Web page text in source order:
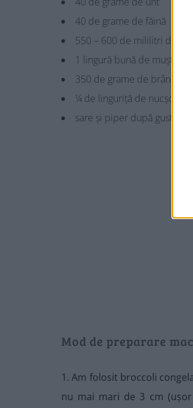
40 de grame de făină
550 – 600 de mililitri de
1 lingură bună de muștar
350 de grame de brânză
¼ de linguriță de nucșoară
sare și piper după gust
Mod de preparare
1. Am folosit broccoli
nu mai mari de 3 cm